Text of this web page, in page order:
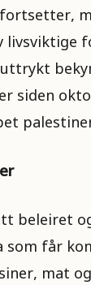
livsviktige
uttrykt
siden
beleiret
som får
mat